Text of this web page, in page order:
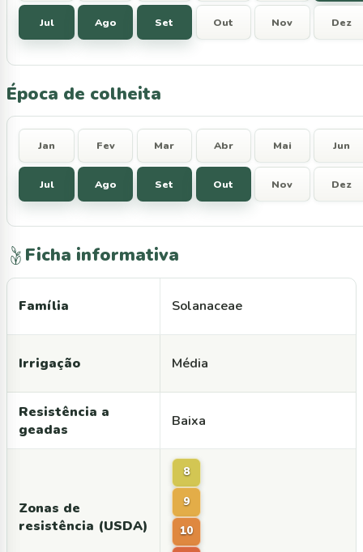
Jul Ago Set Out Nov Dez
Época de colheita
Jan Fev Mar Abr Mai Jun
Jul Ago Set Out Nov Dez
Ficha informativa
Família Solanaceae
Irrigação Média
Resistência a
geadas
Baixa
Zonas de
resistência (USDA)
8
9
10